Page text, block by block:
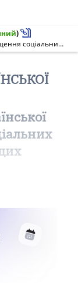
)
Про проект Закону Української РСР про підвищення соціальних гарантій для трудящих